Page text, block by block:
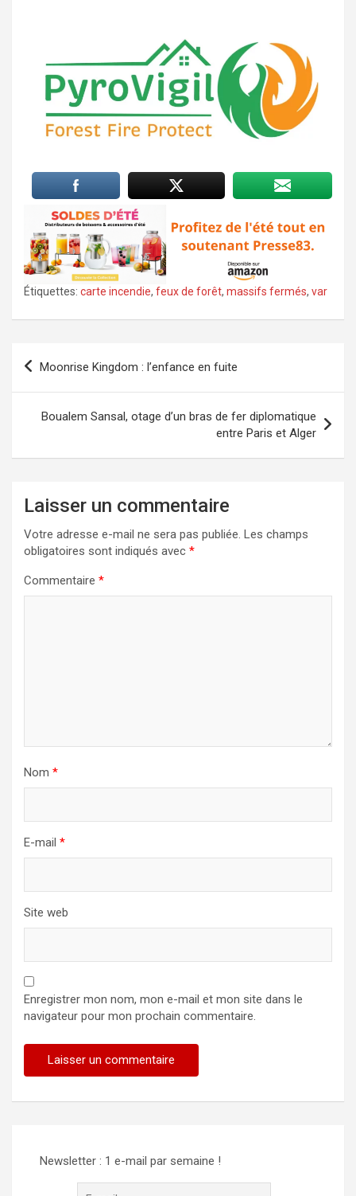
Étiquettes: carte incendie, feux de forêt, massifs fermés, var
Navigation
de
Moonrise Kingdom : l’enfance en fuite
Boualem Sansal, otage d’un bras de fer diplomatique
entre Paris et Alger
Laisser un commentaire
Votre adresse e-mail ne sera pas publiée. Les champs
obligatoires sont indiqués avec *
Commentaire *
Nom *
E-mail *
Site web
Enregistrer mon nom, mon e-mail et mon site dans le
navigateur pour mon prochain commentaire.
Newsletter : 1 e-mail par semaine !